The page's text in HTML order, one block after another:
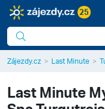
25
Zájezdy.cz Last Minute
Last Minute